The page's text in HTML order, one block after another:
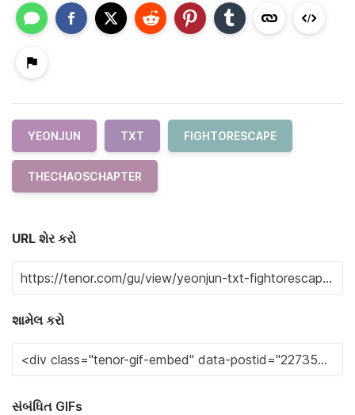
YEONJUN TXT FIGHTORESCAPE
THECHAOSCHAPTER
URL શેર કરો
શામેલ કરો
સંબંધિત GIFs